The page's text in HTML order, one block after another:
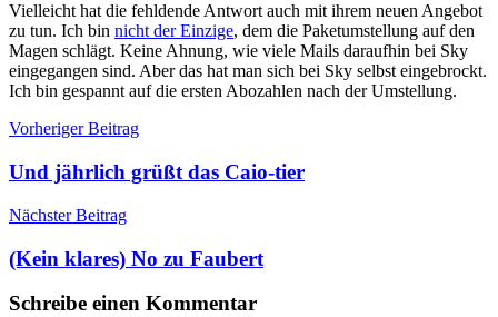
Vielleicht hat die fehldende Antwort auch mit ihrem neuen Angebot
zu tun. Ich bin nicht der Einzige, dem die Paketumstellung auf den
Magen schlägt. Keine Ahnung, wie viele Mails daraufhin bei Sky
eingegangen sind. Aber das hat man sich bei Sky selbst eingebrockt.
Ich bin gespannt auf die ersten Abozahlen nach der Umstellung.
Beitragsnavigation
Vorheriger Beitrag
Und jährlich grüßt das Caio-tier
Nächster Beitrag
(Kein klares) No zu Faubert
Schreibe einen Kommentar